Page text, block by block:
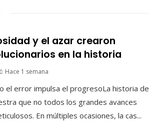
y el azar crearon
en la historia
Hace 1 semana
el error impulsa el progresoLa historia de
que no todos los grandes avances
En múltiples ocasiones, la cas...